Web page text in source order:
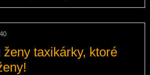
taxikárky, ktoré